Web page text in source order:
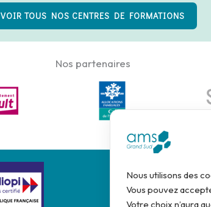
Nous utilisons des
Vous pouvez
Votre choix n’aura
VOIR TOUS NOS CENTRES DE FORMATIONS
Nos partenaires